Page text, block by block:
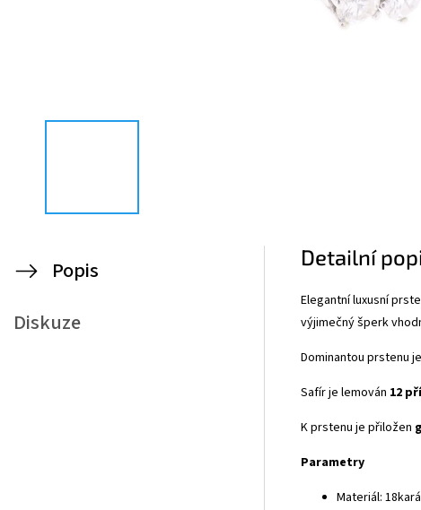
Popis
Diskuze
Detailní
Elegantní luxusní
výjimečný šperk
Dominantou prstenu je
Safír je lemován 12
K prstenu je přiložen
Parametry
Materiál: